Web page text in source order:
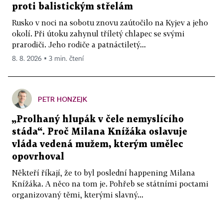
proti balistickým střelám
Rusko v noci na sobotu znovu zaútočilo na Kyjev a jeho
okolí. Při útoku zahynul tříletý chlapec se svými
prarodiči. Jeho rodiče a patnáctiletý...
8. 8. 2026 ▪ 3 min. čtení
PETR HONZEJK
„Prolhaný hlupák v čele nemyslícího
stáda“. Proč Milana Knížáka oslavuje
vláda vedená mužem, kterým umělec
opovrhoval
Někteří říkají, že to byl poslední happening Milana
Knížáka. A něco na tom je. Pohřeb se státními poctami
organizovaný těmi, kterými slavný...